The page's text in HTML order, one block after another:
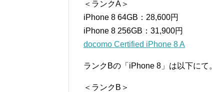
＜ランクA＞
iPhone 8 64GB：28,600円
iPhone 8 256GB：31,900円
docomo Certified iPhone 8 A
ランクBの「iPhone 8」は以下にて。
＜ランクB＞